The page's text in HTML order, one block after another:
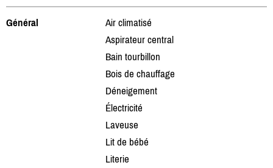
Général
Air climatisé
Aspirateur central
Bain tourbillon
Bois de chauffage
Déneigement
Électricité
Laveuse
Lit de bébé
Literie